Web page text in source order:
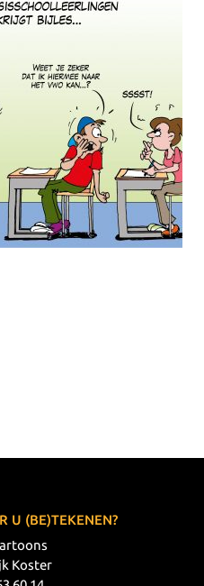
U (BE)TEKENEN?
Koster